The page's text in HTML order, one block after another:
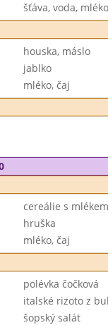
šťáva, voda, mléko
houska, máslo
jablko
mléko, čaj
cereálie s mlékem
hruška
mléko, čaj
polévka čočková
italské rizoto z
šopský salát